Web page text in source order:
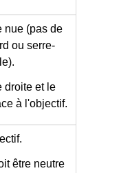
nue (pas de
ou serre-
droite et le
à l'objectif.
être neutre